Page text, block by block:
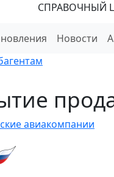
СПРАВОЧНЫЙ
Новости
авиакомпании